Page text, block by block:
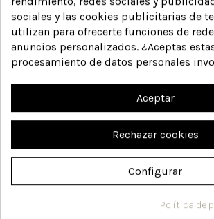
Tratamiento reestructurador
sociales y las cookies publicitarias de
utilizan para ofrecerte funciones de
anuncios personalizados. ¿Aceptas
procesamiento de datos personales
Aceptar
Rechazar cookies
Configurar
Política de